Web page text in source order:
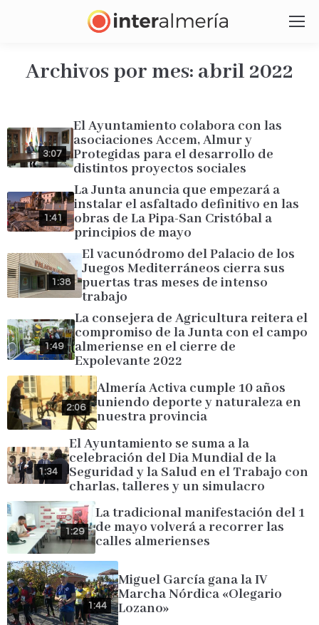
Archivos por mes: abril 2022
3:07
El Ayuntamiento colabora con las
asociaciones Accem, Almur y
Protegidas para el desarrollo de
distintos proyectos sociales
1:41
La Junta anuncia que empezará a
instalar el asfaltado definitivo en las
obras de La Pipa-San Cristóbal a
principios de mayo
1:38
El vacunódromo del Palacio de los
Juegos Mediterráneos cierra sus
puertas tras meses de intenso
trabajo
1:49
La consejera de Agricultura reitera el
compromiso de la Junta con el campo
almeriense en el cierre de
Expolevante 2022
2:06
Almería Activa cumple 10 años
uniendo deporte y naturaleza en
nuestra provincia
1:34
El Ayuntamiento se suma a la
celebración del Dia Mundial de la
Seguridad y la Salud en el Trabajo con
charlas, talleres y un simulacro
1:29
La tradicional manifestación del 1
de mayo volverá a recorrer las
calles almerienses
1:44
Miguel García gana la IV
Marcha Nórdica «Olegario
Lozano»